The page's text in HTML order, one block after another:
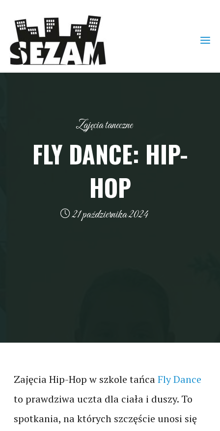
Zajęcia taneczne
FLY DANCE: HIP-
HOP
21 października 2024
Zajęcia Hip-Hop w szkole tańcaFly Dance
to prawdziwa uczta dla ciała i duszy. To
spotkania, na których szczęście unosi się